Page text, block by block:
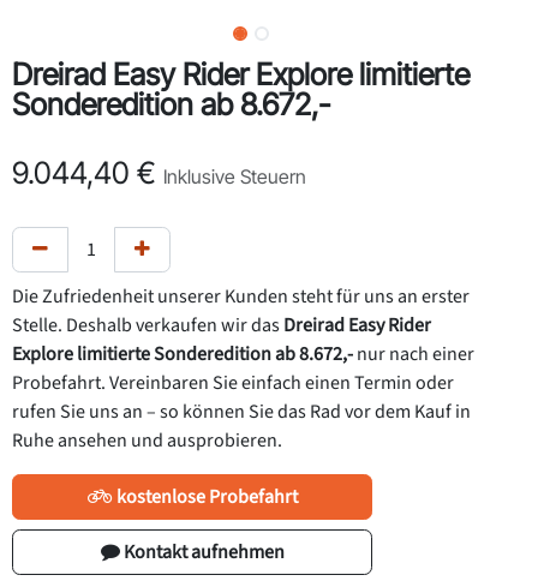
Dreirad Easy Rider Explore limitierte
Sonderedition ab 8.672,-
9.044,40 € Inklusive Steuern
Die Zufriedenheit unserer Kunden steht für uns an erster
Stelle. Deshalb verkaufen wir dasDreirad Easy Rider
Explore limitierte Sonderedition ab 8.672,-nur nach einer
Probefahrt. Vereinbaren Sie einfach einen Termin oder
rufen Sie uns an – so können Sie das Rad vor dem Kauf in
Ruhe ansehen und ausprobieren.
kostenlose Probefahrt
Kontakt aufnehmen